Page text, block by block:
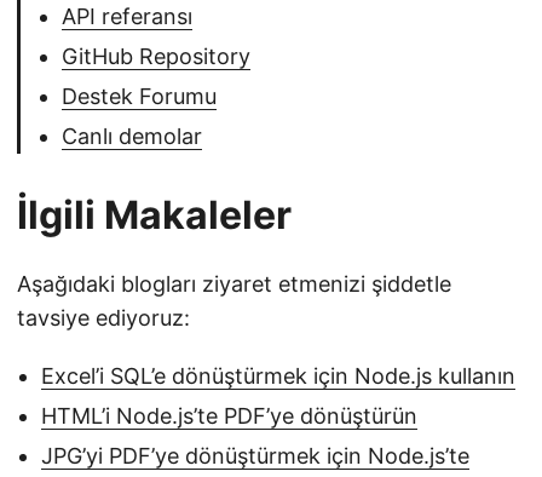
API referansı
GitHub Repository
Destek Forumu
Canlı demolar
İlgili Makaleler
Aşağıdaki blogları ziyaret etmenizi şiddetle
tavsiye ediyoruz:
Excel’i SQL’e dönüştürmek için Node.js kullanın
HTML’i Node.js’te PDF’ye dönüştürün
JPG’yi PDF’ye dönüştürmek için Node.js’te